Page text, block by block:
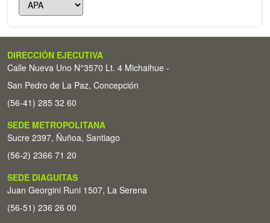
DIRECCIÓN EJECUTIVA
Calle Nueva Uno N°3570 Lt. 4 Michaihue -
San Pedro de La Paz, Concepción
(56-41) 285 32 60
SEDE METROPOLITANA
Sucre 2397, Ñuñoa, Santiago
(56-2) 2366 71 20
SEDE DIAGUITAS
Juan Georgini Runi 1507, La Serena
(56-51) 236 26 00